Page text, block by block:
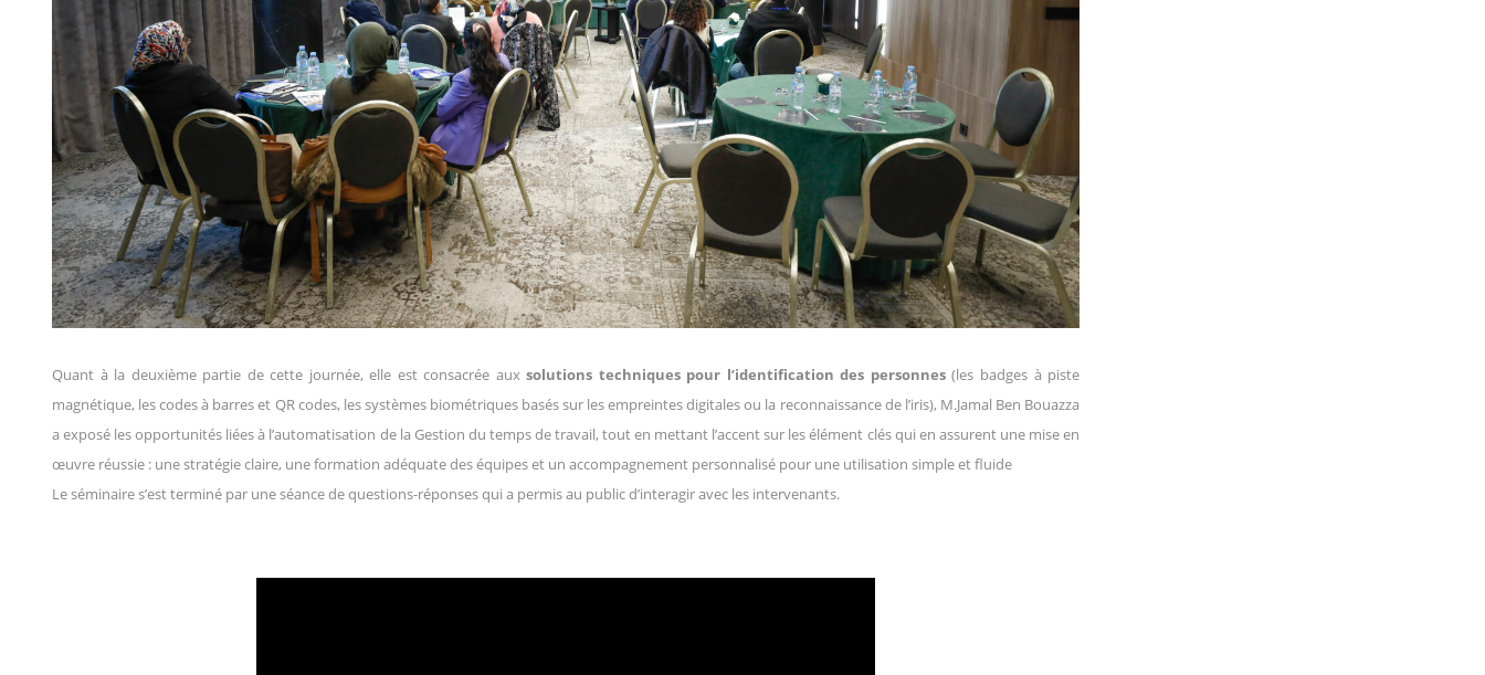
Quant à la deuxième partie de cette journée, elle est consacrée auxsolutions techniques pour l’identification des personnes(les badges à piste
magnétique, les codes à barres et QR codes, les systèmes biométriques basés sur les empreintes digitales ou la reconnaissance de l’iris), M.Jamal Ben Bouazza
a exposé lesopportunités liées à l’automatisation de la Gestion du temps de travail, tout en mettant l’accent sur les élément clés qui en assurent une mise en
œuvre réussie : une stratégie claire, une formation adéquate des équipes et un accompagnement personnalisé pour une utilisation simple et fluide
Le séminaire s’est terminé par une séance de questions-réponses qui a permis au public d’interagir avec les intervenants.